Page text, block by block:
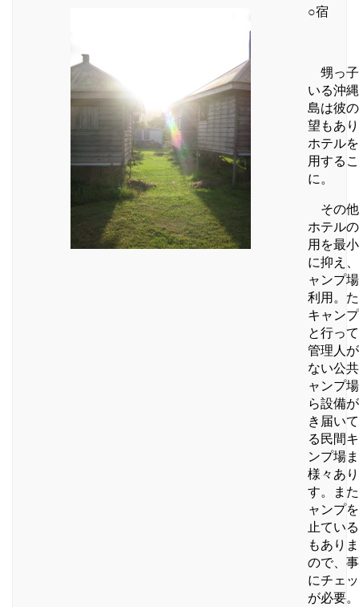
○宿
甥っ
いる沖
島は彼
望もあ
ホテル
用する
に。
その
ホテル
用を最
に抑え
ャンプ
利用。
キャン
と行っ
管理人
ない公
ャンプ
ら設備
き届い
る民間
ンプ場
様々あ
す。ま
ャンプ
止てい
もあり
ので、
にチェ
が必要。